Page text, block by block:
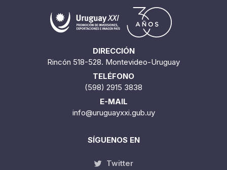
DIRECCIÓN
Rincón 518-528. Montevideo-Uruguay
TELÉFONO
(598) 2915 3838
E-MAIL
info@uruguayxxi.gub.uy
SÍGUENOS EN
Twitter